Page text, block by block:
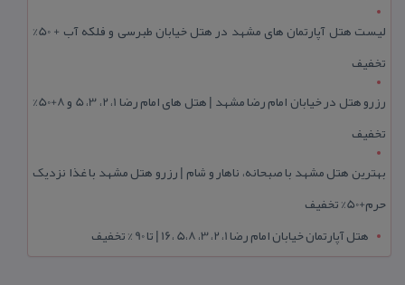
لیست هتل آپارتمان های مشهد در هتل خیابان طبرسی و فلکه آب + 50%
تخفیف
رزرو هتل در خیابان امام رضا مشهد | هتل‌ های امام رضا 1، 2، 3، 5 و 8+50%
تخفیف
بهترین هتل مشهد با صبحانه، ناهار و شام | رزرو هتل مشهد با غذا نزدیک
حرم+50% تخفیف
هتل آپارتمان خیابان امام رضا 1، 2، 3، 5،8 ،16 | تا 90 % تخفیف